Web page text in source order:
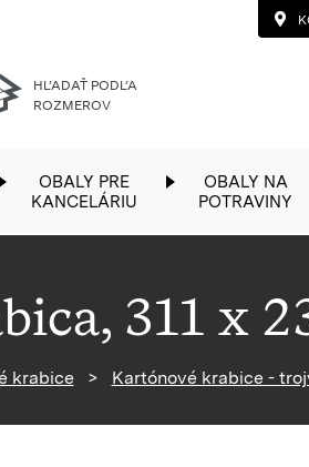
HĽADAŤ PODĽA
ROZMEROV
OBALY PRE
KANCELÁRIU
OBALY NA
POTRAVINY
311 x
krabice Kartónové krabice -